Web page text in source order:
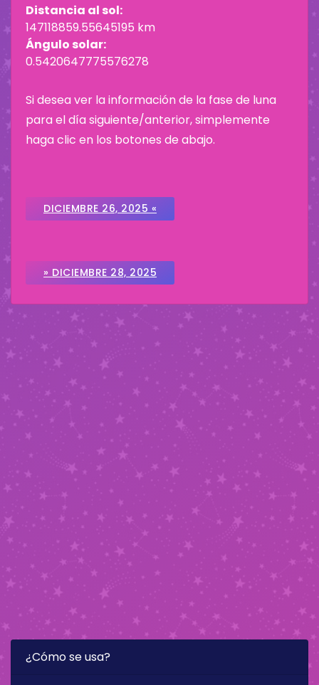
Distancia al sol:
147118859.55645195 km
Ángulo solar:
0.5420647775576278
Si desea ver la información de la fase de luna
para el día siguiente/anterior, simplemente
haga clic en los botones de abajo.
DICIEMBRE 26, 2025 «
» DICIEMBRE 28, 2025
¿Cómo se usa?